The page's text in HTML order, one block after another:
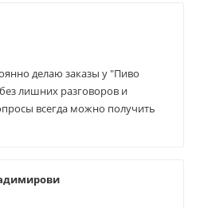
делаю заказы у "Пиво
лишних разговоров и
всегда можно получить